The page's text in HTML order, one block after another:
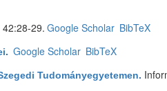
29.Google Scholar BibTeX
. Google Scholar BibTeX
Tudományegyetemen.